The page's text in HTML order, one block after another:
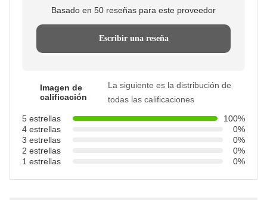
Basado en 50 reseñas para este proveedor
Escribir una reseña
Imagen de
calificación
La siguiente es la distribución de
todas las calificaciones
5 estrellas
100%
4 estrellas
0%
3 estrellas
0%
2 estrellas
0%
1 estrellas
0%